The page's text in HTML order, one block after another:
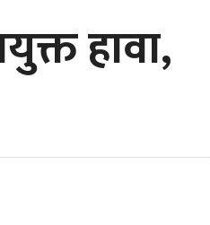
हावा,